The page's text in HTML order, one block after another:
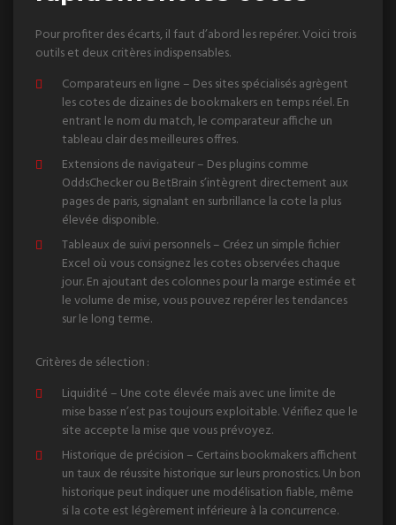
Pour profiter des écarts, il faut d’abord les repérer. Voici trois
outils et deux critères indispensables.
Comparateurs en ligne – Des sites spécialisés agrègent
les cotes de dizaines de bookmakers en temps réel. En
entrant le nom du match, le comparateur affiche un
tableau clair des meilleures offres.
Extensions de navigateur – Des plugins comme
OddsChecker ou BetBrain s’intègrent directement aux
pages de paris, signalant en surbrillance la cote la plus
élevée disponible.
Tableaux de suivi personnels – Créez un simple fichier
Excel où vous consignez les cotes observées chaque
jour. En ajoutant des colonnes pour la marge estimée et
le volume de mise, vous pouvez repérer les tendances
sur le long terme.
Critères de sélection :
Liquidité – Une cote élevée mais avec une limite de
mise basse n’est pas toujours exploitable. Vérifiez que le
site accepte la mise que vous prévoyez.
Historique de précision – Certains bookmakers affichent
un taux de réussite historique sur leurs pronostics. Un bon
historique peut indiquer une modélisation fiable, même
si la cote est légèrement inférieure à la concurrence.